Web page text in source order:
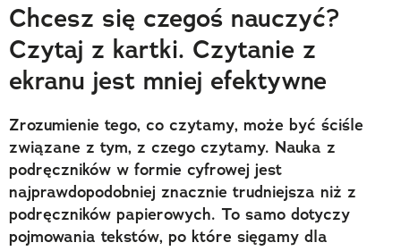
Trendbook Podróżniczy
Polecane
Chcesz się czegoś nauczyć?
Czytaj z kartki. Czytanie z
ekranu jest mniej efektywne
Zrozumienie tego, co czytamy, może być ściśle
związane z tym, z czego czytamy. Nauka z
podręczników w formie cyfrowej jest
najprawdopodobniej znacznie trudniejsza niż z
podręczników papierowych. To samo dotyczy
pojmowania tekstów, po które sięgamy dla